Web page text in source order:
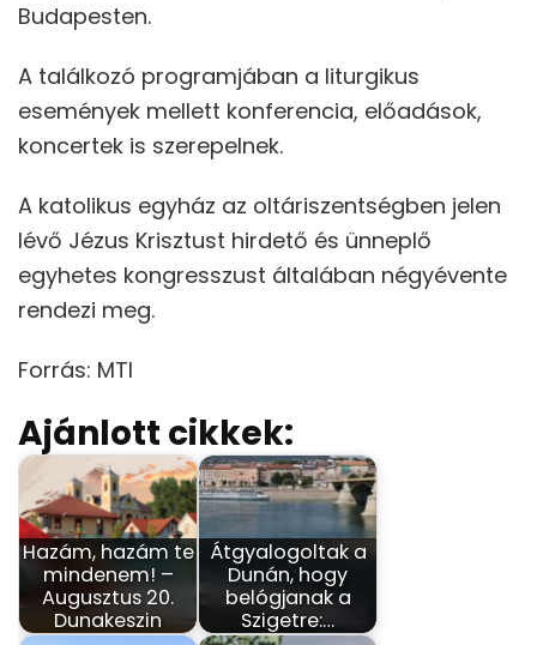
Budapesten.
A találkozó programjában a liturgikus
események mellett konferencia, előadások,
koncertek is szerepelnek.
A katolikus egyház az oltáriszentségben jelen
lévő Jézus Krisztust hirdető és ünneplő
egyhetes kongresszust általában négyévente
rendezi meg.
Forrás: MTI
Ajánlott cikkek:
Hazám, hazám te
mindenem! –
Augusztus 20.
Dunakeszin
Átgyalogoltak a
Dunán, hogy
belógjanak a
Szigetre:…